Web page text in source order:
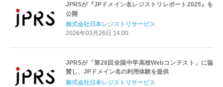
JPRSが『JPドメイン名レジストリレポート2025』を
公開
株式会社日本レジストリサービス
2026年03月26日 14:00
JPRSが「第28回全国中学高校Webコンテスト」に協
賛し、JPドメイン名の利用体験を提供
株式会社日本レジストリサービス